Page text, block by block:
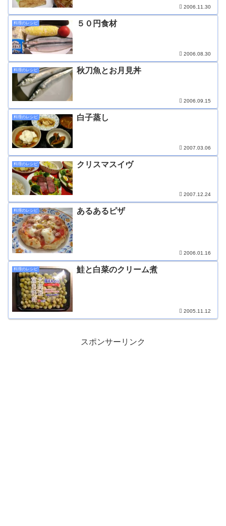
2006.11.30
料理のレシピ ５０円食材
2006.08.30
料理のレシピ 秋刀魚とお月見丼
2006.09.15
料理のレシピ 白子蒸し
2007.03.06
料理のレシピ クリスマスイヴ
2007.12.24
料理のレシピ あるあるピザ
2006.01.16
料理のレシピ 鮭と白菜のクリーム煮
2005.11.12
スポンサーリンク